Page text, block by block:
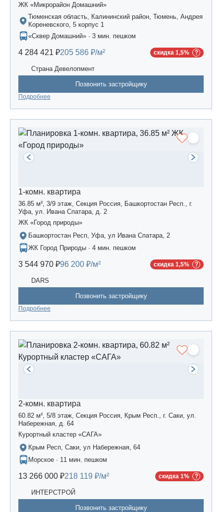
ЖК «Микрорайон Домашний»
Тюменская область, Калининский район, Тюмень, Андрея
Кореневского, 5 корпус 1
«Сквер Домашний» · 3 мин. пешком
4 284 421 ₽205 586 ₽/м² скидка 1,5%
Страна Девелопмент
Позвонить застройщику
Подробнее
1-комн. квартира
36.85 м², 3/9 этаж, Секция Россия, Башкортостан Респ., г.
Уфа, ул. Ивана Спатара, д. 2
ЖК «Город природы»
Башкортостан Респ, Уфа, ул Ивана Спатара, 2
ЖК Город Природы · 4 мин. пешком
3 544 970 ₽96 200 ₽/м² скидка 1,5%
DARS
Позвонить застройщику
Подробнее
2-комн. квартира
60.82 м², 5/8 этаж, Секция Россия, Крым Респ., г. Саки, ул.
Набережная, д. 64
Курортный кластер «САГА»
Крым Респ, Саки, ул Набережная, 64
Морское · 11 мин. пешком
13 266 000 ₽218 119 ₽/м² скидка 1%
ИНТЕРСТРОЙ
Позвонить застройщику